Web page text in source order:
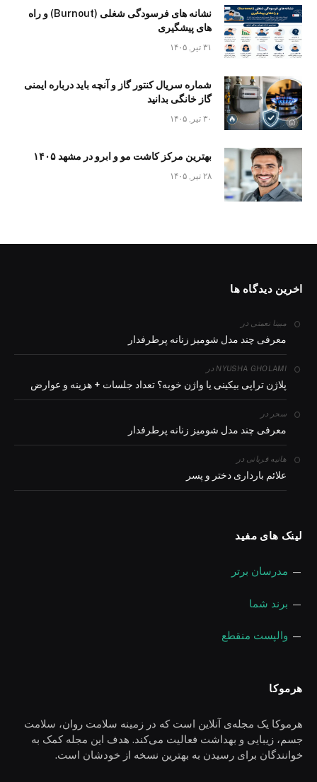
نشانه های فرسودگی شغلی (Burnout) و راه
های پیشگیری
۳۱ تیر, ۱۴۰۵
شماره سریال کنتور گاز و آنچه باید درباره ایمنی
گاز خانگی بدانید
۳۰ تیر, ۱۴۰۵
بهترین مرکز کاشت مو و ابرو در مشهد ۱۴۰۵
۲۸ تیر, ۱۴۰۵
اخرین دیدگاه ها
مبینا نعمتی در
معرفی چند مدل شومیز زنانه پرطرفدار
NYUSHA GHOLAMI در
پلاژن تراپی بیکینی یا واژن خوبه؟ تعداد جلسات + هزینه و عوارض
سحر در
معرفی چند مدل شومیز زنانه پرطرفدار
هانیه قربانی در
علائم بارداری دختر و پسر
لینک های مفید
— مدرسان برتر
— برند شما
— والپست منقطع
هرموکا
هرموکا یک مجله‌ی آنلاین است که در زمینه سلامت روان، سلامت
جسم، زیبایی و بهداشت فعالیت می‌کند. هدف این مجله کمک به
خوانندگان برای رسیدن به بهترین نسخه از خودشان است.